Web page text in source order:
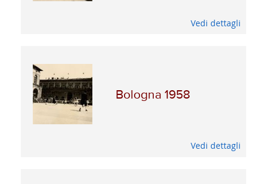
Vedi dettagli
Bologna 1958
Vedi dettagli